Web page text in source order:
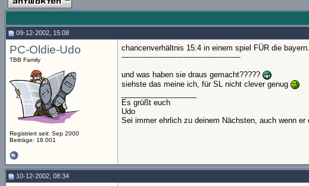
09-12-2002, 15:08
PC-Oldie-Udo
TBB Family
Registriert seit: Sep 2000
Beiträge: 18.001
chancenverhältnis 15:4 in einem spiel FÜR die
--------------------------------------------------
und was haben sie draus gemacht?????
siehste das meine ich, für SL nicht clever genug
Es grüßt euch
Udo
Sei immer ehrlich zu deinem Nächsten, auch wenn er
10-12-2002, 08:34